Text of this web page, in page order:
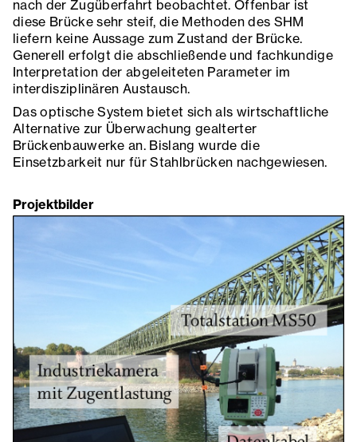
nach der Zugüberfahrt beobachtet. Offenbar ist
diese Brücke sehr steif, die Methoden des SHM
liefern keine Aussage zum Zustand der Brücke.
Generell erfolgt die abschließende und fachkundige
Interpretation der abgeleiteten Parameter im
interdisziplinären Austausch.
Das optische System bietet sich als wirtschaftliche
Alternative zur Überwachung gealterter
Brückenbauwerke an. Bislang wurde die
Einsetzbarkeit nur für Stahlbrücken nachgewiesen.
Projektbilder